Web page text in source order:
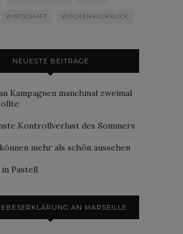
WIRTSCHAFT WOCHENRÜCKBLICK
NEUESTE BEITRÄGE
Kampagnen manchmal zweimal
Kontrollverlust des Sommers
mehr als schön aussehen
Pastell
AN MARSEILLE